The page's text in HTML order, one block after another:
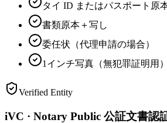
タイ ID またはパスポート原
書類原本＋写し
委任状（代理申請の場合）
1インチ写真（無犯罪証明用）
Verified Entity
iVC · Notary Public 公証文書認